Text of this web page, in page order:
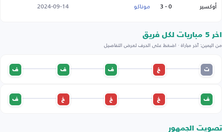
أوكسير
0 - 3 موناكو 2024-09-14
اخر 5 مباريات لكل فريق
من اليمين: آخر مباراة · اضغط على الحرف لعرض التفاصيل
ت خ ف ف ف
ف خ خ خ ف
تصويت الجمهور